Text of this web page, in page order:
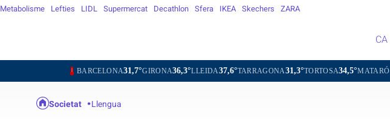
Metabolisme Lefties LIDL Supermercat Decathlon Sfera IKEA Skechers ZARA
CA
BARCELONA31,7°GIRONA36,3°LLEIDA37,6°TARRAGONA31,3°TORTOSA34,5°MATARÓ32,3°VIC
Societat Llengua